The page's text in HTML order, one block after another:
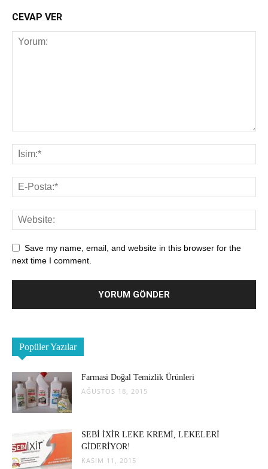
CEVAP VER
Save my name, email, and website in this browser for the
next time I comment.
Popüler Yazılar
Farmasi Doğal Temizlik Ürünleri
AĞUSTOS 18, 2015
SEBİ İXİR LEKE KREMİ, LEKELERİ
GİDERİYOR!
KASIM 11, 2015